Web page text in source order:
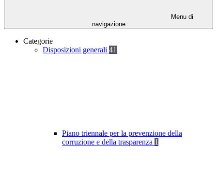
Menu di
navigazione
Categorie
Disposizioni generali 41
Piano triennale per la prevenzione della
corruzione e della trasparenza 1